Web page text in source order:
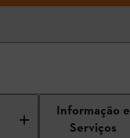
Informação e
Serviços